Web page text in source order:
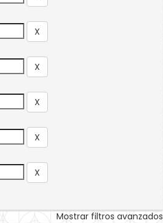
Mostrar filtros avanzados